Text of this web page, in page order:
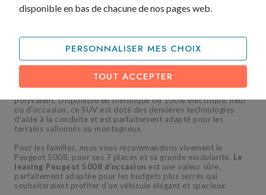
disponible en bas de chacune de nos pages web.
PERSONNALISER MES CHOIX
TOUT ACCEPTER
Quel leasing Peugeot choisir ?
Leasing Peugeot : les SUV que vous pouvez choisir !
Leasing Peugeot 5008
. Tous ces véhicules sont
disponibles en leasing chez tiliti en format électrique, hybride
ou thermique.
Nous vous recommandons particulièrement ces véhicules que
nous avons en stock : le Peugeot 2008 GT line, très sportif et
polyvalent. Disponible en thermique ou 100% électrique, neuf
ou d’occasion, ce SUV est doté des dernières technologies
d’aide à la conduite et est parfaitement adapté pour les
terrains vallonnés ou montagneux.
Pour les familles, nous vous recommandons vivement le
Peugeot 5008, pour ses 7 places et sa grande modularité. Le
leasing Peugeot 5008 d’occasion est une valeur sûre,
parfaitement adaptée pour les budgets plus serrés qui
souhaiteraient profiter d’un véhicule élégant et spacieux.